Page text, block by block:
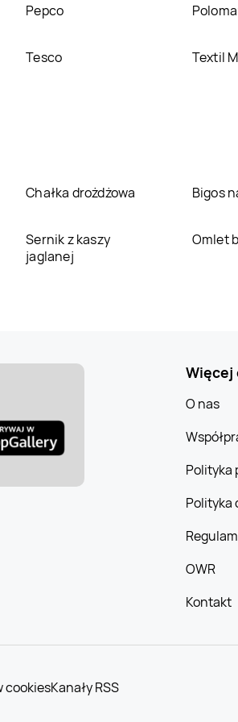
Pepco
Tesco Textil
Chałka drożdżowa Bigos
Sernik z kaszy
jaglanej
Omlet
Więcej
O nas
Polityka
Polityka
OWR
Kontakt
cookiesKanały RSS